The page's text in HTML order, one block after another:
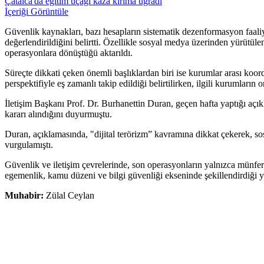
İçeriği Görüntüle
Güvenlik kaynakları, bazı hesapların sistematik dezenformasyon
değerlendirildiğini belirtti. Özellikle sosyal medya üzerinden
operasyonlara dönüştüğü aktarıldı.
Süreçte dikkati çeken önemli başlıklardan biri ise kurumlar arası
perspektifiyle eş zamanlı takip edildiği belirtilirken, ilgili kurumların
İletişim Başkanı Prof. Dr. Burhanettin Duran, geçen hafta yaptığı
kararı alındığını duyurmuştu.
Duran, açıklamasında, "dijital terörizm” kavramına dikkat çekerek,
vurgulamıştı.
Güvenlik ve iletişim çevrelerinde, son operasyonların yalnızca
egemenlik, kamu düzeni ve bilgi güvenliği ekseninde şekillendirdiği
Muhabir: Zülal Ceylan